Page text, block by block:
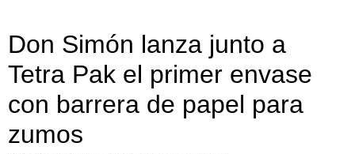
Don Simón lanza junto a
Tetra Pak el primer envase
con barrera de papel para
zumos